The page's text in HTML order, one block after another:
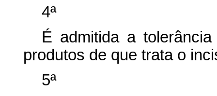
4ª
É admitida a
produtos de que trata o
5ª